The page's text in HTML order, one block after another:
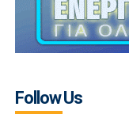
Follow Us